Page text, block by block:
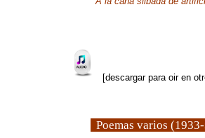
[descargar para oir en
Poemas varios